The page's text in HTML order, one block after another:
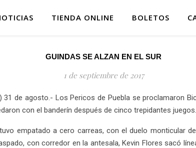
TIENDA ONLINE BOLETOS
GUINDAS SE ALZAN EN EL SUR
1 de septiembre de 2017
31 de agosto.- Los Pericos de Puebla se proclamaron
con el banderín después de cinco trepidantes juegos.
empatado a cero carreas, con el duelo monticular
con corredor en la antesala, Kevin Flores sacó